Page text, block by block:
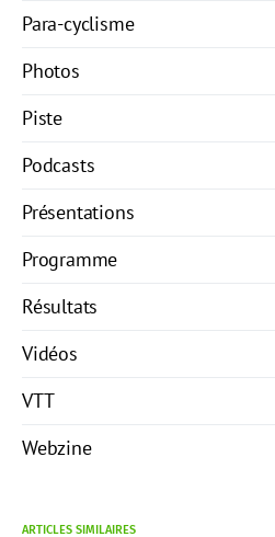
Para-cyclisme
Photos
Piste
Podcasts
Présentations
Programme
Résultats
Vidéos
VTT
Webzine
ARTICLES SIMILAIRES